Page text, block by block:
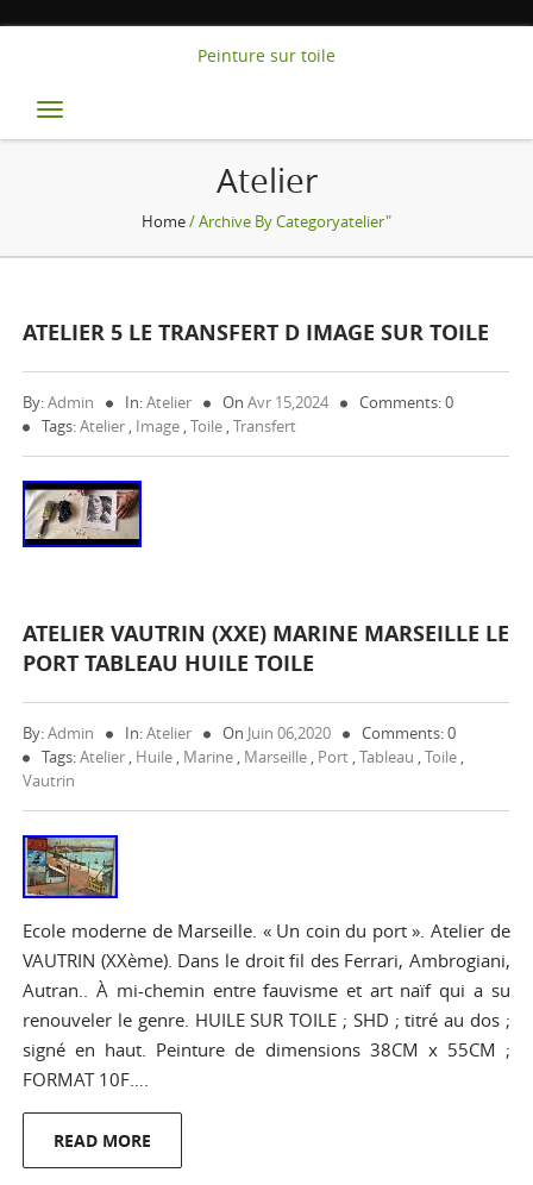
Peinture sur toile
Toggle
navigation
Atelier
Home/ Archive By Categoryatelier"
ATELIER 5 LE TRANSFERT D IMAGE SUR TOILE
By:Admin In:Atelier OnAvr 15,2024
Comments: 0
Tags:Atelier , Image ,Toile ,Transfert
ATELIER VAUTRIN (XXE) MARINE MARSEILLE LE
PORT TABLEAU HUILE TOILE
By:Admin In:Atelier On Juin 06,2020
Comments: 0
Tags:Atelier , Huile , Marine , Marseille , Port ,Tableau ,Toile ,
Vautrin
Ecole moderne de Marseille. « Un coin du port ». Atelier de
VAUTRIN (XXème). Dans le droit fil des Ferrari, Ambrogiani,
Autran.. À mi-chemin entre fauvisme et art naïf qui a su
renouveler le genre. HUILE SUR TOILE ; SHD ; titré au dos ;
signé en haut. Peinture de dimensions 38CM x 55CM ;
FORMAT 10F….
READ MORE